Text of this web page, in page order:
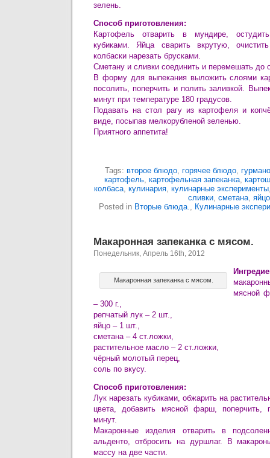
зелень.
Способ приготовления:
Картофель отварить в мундире,
кубиками. Яйца сварить вкрутую,
колбаски нарезать брусками.
Сметану и сливки соединить и перемешать до
В форму для выпекания выложить слоями
посолить, поперчить и полить заливкой.
минут при температуре 180 градусов.
Подавать на стол рагу из картофеля и
виде, посыпав мелкорубленой зеленью.
Приятного аппетита!
Tags: второе блюдо, горячее блюдо,
картофель, картофельная запеканка,
колбаса, кулинария, кулинарные эксперименты
сливки, сметана, яйцо
Posted in Вторые блюда., Кулинарные
Макаронная запеканка с мясом.
Понедельник, Апрель 16th, 2012
Макаронная запеканка с мясом.
мясной
– 300 г.,
репчатый лук – 2 шт.,
яйцо – 1 шт.,
сметана – 4 ст.ложки,
растительное масло – 2 ст.ложки,
чёрный молотый перец,
соль по вкусу.
Способ приготовления:
Лук нарезать кубиками, обжарить на
цвета, добавить мясной фарш, поперчить,
минут.
Макаронные изделия отварить в
альденто, отбросить на дуршлаг. В
массу на две части.